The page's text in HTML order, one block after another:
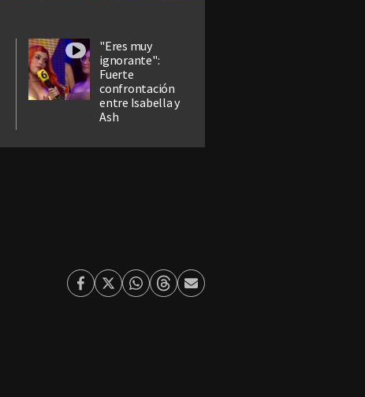
"Eres muy
ignorante":
Fuerte
confrontación
entre Isabella y
Ash
Facebook
TwitterWhatsapp
ThreadsEnviar